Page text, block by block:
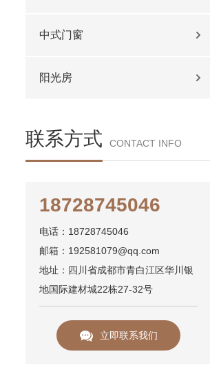
中式门窗
阳光房
联系方式 CONTACT INFO
18728745046
电话：18728745046
邮箱：192581079@qq.com
地址：四川省成都市青白江区华川银
地国际建材城22栋27-32号
立即联系我们